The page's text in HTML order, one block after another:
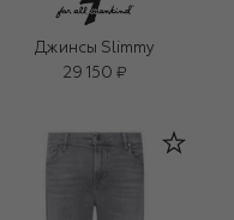
Джинсы Slimmy
29 150 ₽